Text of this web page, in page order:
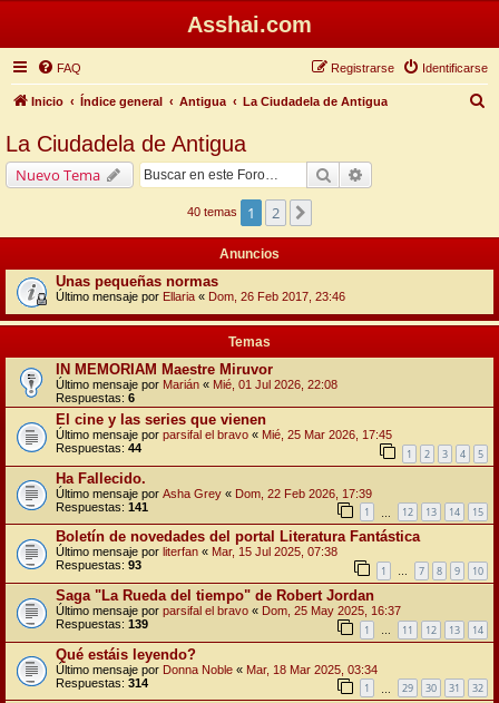
Asshai.com
FAQ Identificarse
Registrarse
Inicio Índice general Antigua La Ciudadela de Antigua
La Ciudadela de Antigua
Nuevo Tema Buscar
40 temas 1 2
Anuncios
Unas pequeñas normas
Último mensaje por Ellaria « Dom, 26 Feb 2017, 23:46
Temas
IN MEMORIAM Maestre Miruvor
Último mensaje por Marián « Mié, 01 Jul 2026, 22:08
Respuestas: 6
El cine y las series que vienen
Último mensaje por parsifal el bravo « Mié, 25 Mar 2026, 17:45
Respuestas: 44 1 2 3 4 5
Ha Fallecido.
Último mensaje por Asha Grey « Dom, 22 Feb 2026, 17:39
Respuestas: 141 1 12 13 14 15
Boletín de novedades del portal Literatura Fantástica
Último mensaje por literfan « Mar, 15 Jul 2025, 07:38
Respuestas: 93 1 … 7 8 9 10
Saga "La Rueda del tiempo" de Robert Jordan
Último mensaje por parsifal el bravo « Dom, 25 May 2025, 16:37
Respuestas: 139 1 … 11 12 13 14
Qué estáis leyendo?
Último mensaje por Donna Noble « Mar, 18 Mar 2025, 03:34
Respuestas: 314 1 29 30 31 32